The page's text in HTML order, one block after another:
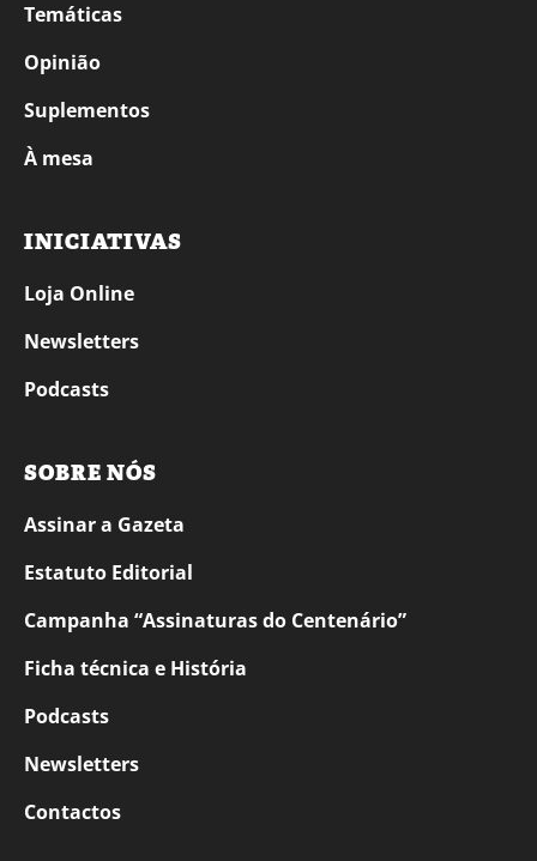
Temáticas
Opinião
Suplementos
À mesa
INICIATIVAS
Loja Online
Newsletters
Podcasts
SOBRE NÓS
Assinar a Gazeta
Estatuto Editorial
Campanha “Assinaturas do Centenário”
Ficha técnica e História
Podcasts
Newsletters
Contactos